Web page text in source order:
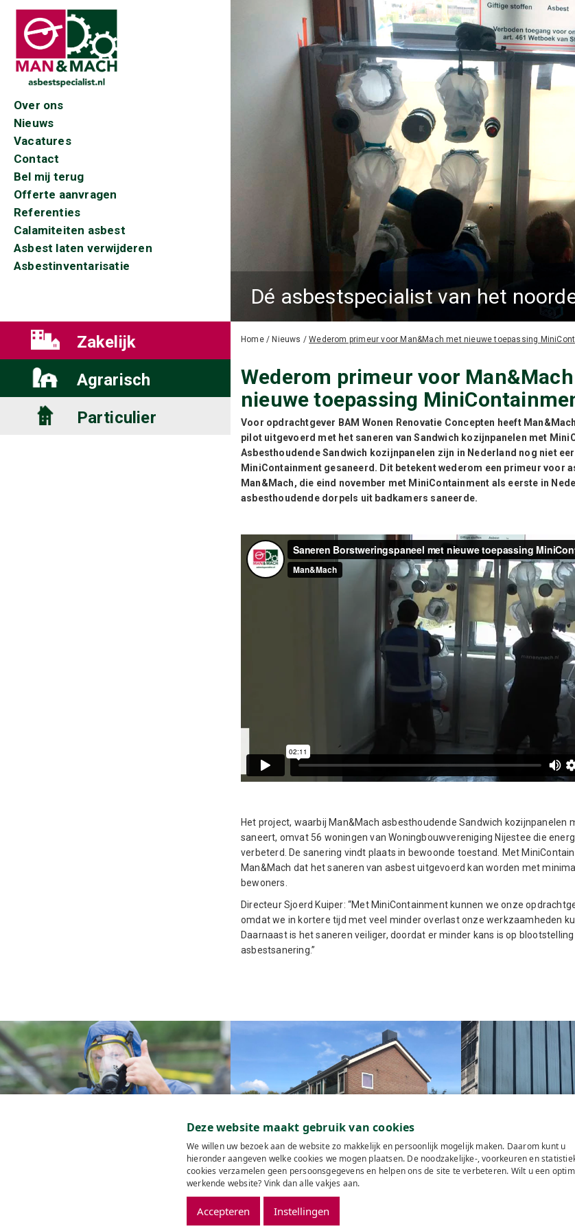
Over ons
Nieuws
Vacatures
Contact
Bel mij terug
Offerte aanvragen
Referenties
Calamiteiten asbest
Asbest laten verwijderen
Asbestinventarisatie
Dé asbestspecialist van het
Zakelijk
Agrarisch
Particulier
Home/ Nieuws /Wederom primeur voor Man&Mach met nieuwe toepassing
Wederom primeur voor
nieuwe toepassing
Voor opdrachtgever BAM Wonen Renovatie Concepten heeft
pilot uitgevoerd met het saneren van Sandwich kozijnpanelen met
Asbesthoudende Sandwich kozijnpanelen zijn in Nederland nog niet
MiniContainment gesaneerd. Dit betekent wederom een primeur voor
Man&Mach, die eind november met MiniContainment als eerste in
asbesthoudende dorpels uit badkamers saneerde.
Het project, waarbij Man&Mach asbesthoudende Sandwich kozijnpanelen
saneert, omvat 56 woningen van Woningbouwvereniging Nijestee die
verbeterd. De sanering vindt plaats in bewoonde toestand. Met
Man&Mach dat het saneren van asbest uitgevoerd kan worden met
bewoners.
Directeur Sjoerd Kuiper: “Met MiniContainment kunnen we onze
omdat we in kortere tijd met veel minder overlast onze werkzaamheden
Daarnaast is het saneren veiliger, doordat er minder kans is op blootstelling
asbestsanering.”
Renovatie 246 woningen van Lefier in
Groningen
Asbestsanering
Deze website maakt gebruik van cookies
We willen uw bezoek aan de website zo makkelijk en persoonlijk mogelijk maken. Daarom kunt u
hieronder aangeven welke cookies we mogen plaatsen. De noodzakelijke-, voorkeuren en
cookies verzamelen geen persoonsgegevens en helpen ons de site te verbeteren. Wilt u een
werkende website? Vink dan alle vakjes aan.
Accepteren Instellingen